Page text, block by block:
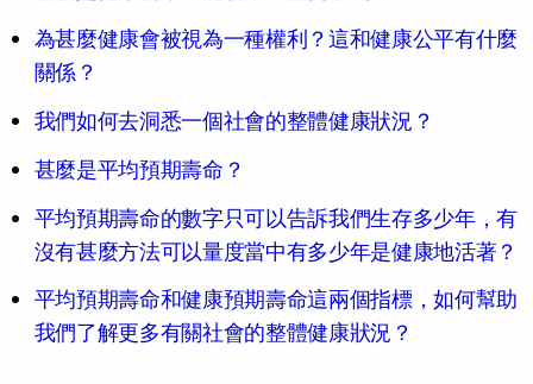
為甚麼健康會被視為一種權利？這和健康公平有什麼
關係？
我們如何去洞悉一個社會的整體健康狀況？
甚麼是平均預期壽命？
平均預期壽命的數字只可以告訴我們生存多少年，有
沒有甚麼方法可以量度當中有多少年是健康地活著？
平均預期壽命和健康預期壽命這兩個指標，如何幫助
我們了解更多有關社會的整體健康狀況？